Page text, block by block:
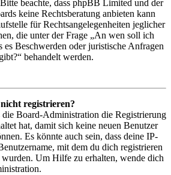
beachte, dass phpBB Limited und der
keine Rechtsberatung anbieten kann
für Rechtsangelegenheiten jeglicher
die unter der Frage „An wen soll ich
es Beschwerden oder juristische Anfragen
behandelt werden.
registrieren?
die Board-Administration die Registrierung
hat, damit sich keine neuen Benutzer
Es könnte auch sein, dass deine IP-
mit dem du dich registrieren
wurden. Um Hilfe zu erhalten, wende dich